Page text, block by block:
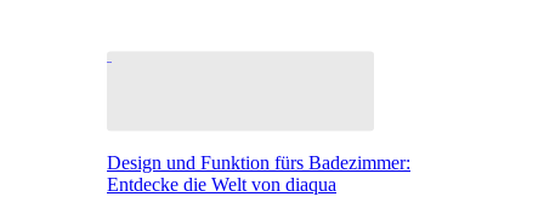
Design und Funktion fürs Badezimmer:
Entdecke die Welt von diaqua